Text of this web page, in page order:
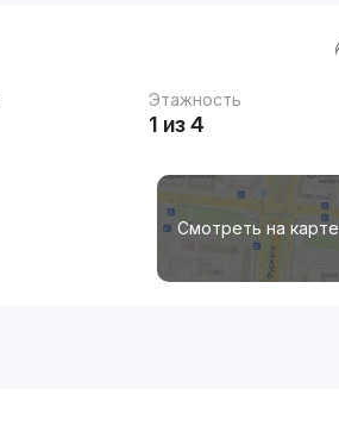
Этажность
1 из 4
Смотреть на карте